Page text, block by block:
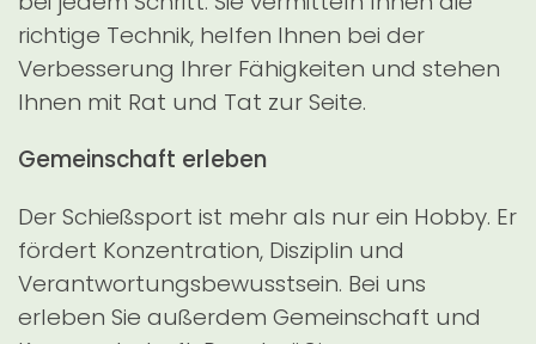
richtige Technik, helfen Ihnen bei der
Verbesserung Ihrer Fähigkeiten und stehen
Ihnen mit Rat und Tat zur Seite.
Gemeinschaft erleben
Der Schießsport ist mehr als nur ein Hobby. Er
fördert Konzentration, Disziplin und
Verantwortungsbewusstsein. Bei uns
erleben Sie außerdem Gemeinschaft und